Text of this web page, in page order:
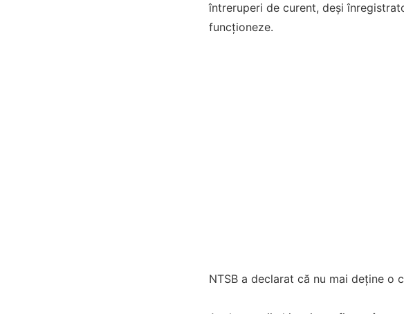
întreruperi de curent, deși
funcționeze.
NTSB a declarat că nu mai deține o